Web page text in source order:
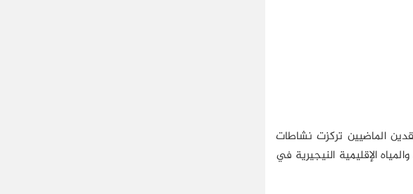
الماضيين تركزت نشاطات
الإقليمية النيجيرية في